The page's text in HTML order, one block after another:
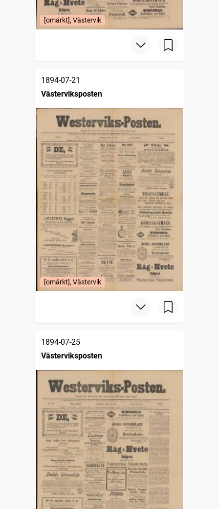
[omärkt], Västervik
1894-07-21
Västerviksposten
[omärkt], Västervik
1894-07-25
Västerviksposten